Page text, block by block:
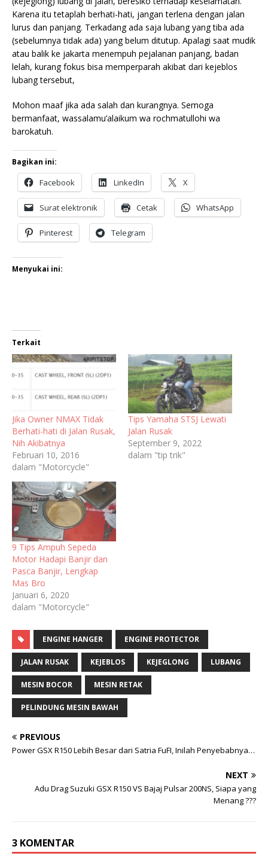
Karena itu tetaplah berhati-hati, jangan terlena dengan jalan
lurus dan panjang. Terkadang ada saja lubang yang tiba ada
(sebelumnya tidak ada) yang belum ditutup. Apalagi saat mudik
atau balik ke jakarta menempuh pejalanan panjang, badan
lelah, kurang fokus bisa memperparah akibat dari kejeblos
lubang tersebut,
Mohon maaf jika ada salah dan kurangnya. Semoga
bermanfaat, wassalamu’alaikum wa rochmatullohi wa
barokatuh.
Bagikan ini:
Facebook LinkedIn X
Surat elektronik Cetak WhatsApp
Pinterest Telegram
Menyukai ini:
Terkait
Jika Owner NMAX Tidak
Berhati-hati di Jalan Rusak,
Nih Akibatnya
Februari 10, 2016
dalam "Motorcycle"
Tips Yamaha STSJ Lewati
Jalan Rusak
September 9, 2022
dalam "tip trik"
9 Tips Ampuh Sepeda
Motor Hadapi Banjir dan
Pasca Banjir, Lengkap
Mas Bro
Januari 6, 2020
dalam "Motorcycle"
ENGINE HANGER ENGINE PROTECTOR
JALAN RUSAK KEJEBLOS KEJEGLONG LUBANG
MESIN BOCOR MESIN RETAK
PELINDUNG MESIN BAWAH
PREVIOUS
Power GSX R150 Lebih Besar dari Satria FuFI, Inilah Penyebabnya…
NEXT
Adu Drag Suzuki GSX R150 VS Bajaj Pulsar 200NS, Siapa yang
Menang ???
3 KOMENTAR